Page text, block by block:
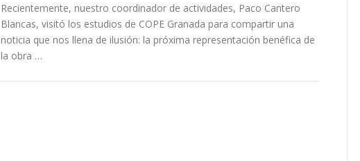
Recientemente, nuestro coordinador de actividades, Paco Cantero
Blancas, visitó los estudios de COPE Granada para compartir una
noticia que nos llena de ilusión: la próxima representación benéfica de
la obra …